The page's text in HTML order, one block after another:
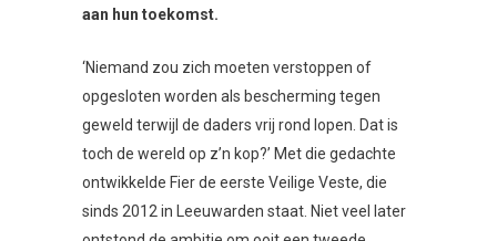
aan hun toekomst.
‘Niemand zou zich moeten verstoppen of
opgesloten worden als bescherming tegen
geweld terwijl de daders vrij rond lopen. Dat is
toch de wereld op z’n kop?’ Met die gedachte
ontwikkelde Fier de eerste Veilige Veste, die
sinds 2012 in Leeuwarden staat. Niet veel later